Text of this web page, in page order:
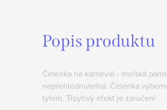
Popis produktu
Čelenka na karneval - mořská
nepřehlédnutelná. Čelenka
tylem. Třpytivý efekt je zaručen!